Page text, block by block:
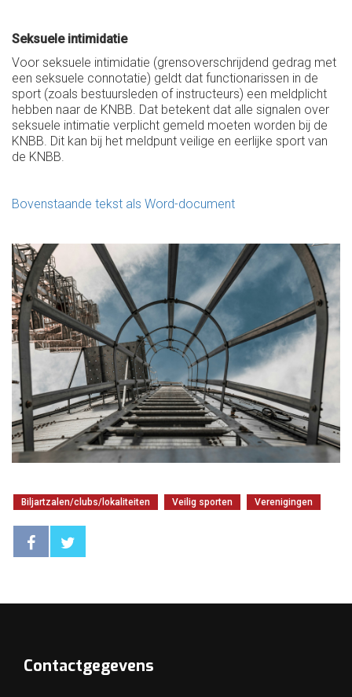
Seksuele intimidatie
Voor seksuele intimidatie (grensoverschrijdend gedrag met
een seksuele connotatie) geldt dat functionarissen in de
sport (zoals bestuursleden of instructeurs) een meldplicht
hebben naar de KNBB. Dat betekent dat alle signalen over
seksuele intimatie verplicht gemeld moeten worden bij de
KNBB. Dit kan bij het meldpunt veilige en eerlijke sport van
de KNBB.
Bovenstaande tekst als Word-document
Biljartzalen/clubs/lokaliteiten Veilig sporten Verenigingen
Contactgegevens